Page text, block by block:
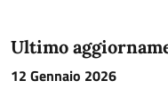
Ultimo
12 Gennaio 2026